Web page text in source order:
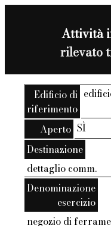
Attività
rilevato
Edificio di
riferimento
Aperto SÌ
Destinazione
dettaglio comm.
Denominazione
esercizio
negozio di